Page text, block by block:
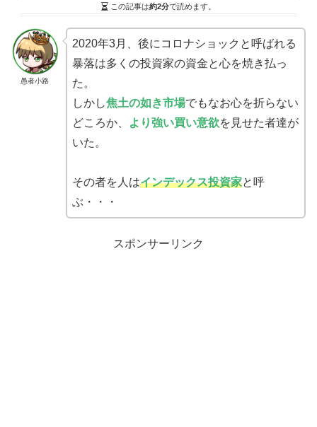
この記事は約2分で読めます。
愚者小路
2020年3月、後にコロナショックと呼ばれる
暴落は多くの投資家の資金と心を焼き払っ
た。
しかし焦土の如き市場でもなお心を折らない
どころか、
より強い買い意欲を見せた者達が
いた。
その者を人はインデックス投資家と呼
ぶ・・・
スポンサーリンク